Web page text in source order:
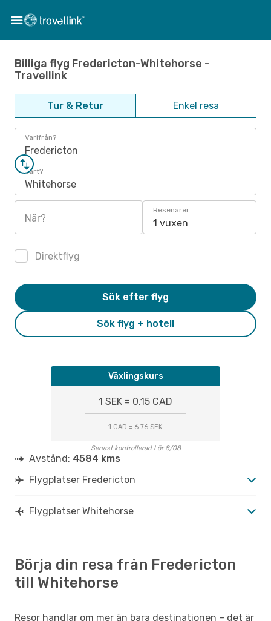
Billiga flyg Fredericton-Whitehorse -
Travellink
Tur & Retur Enkel resa
Varifrån?
Fredericton
Vart?
Whitehorse
När?
Resenärer
1 vuxen
Direktflyg
Sök flyg + hotell
Sök efter flyg
Växlingskurs
1 SEK = 0.15 CAD
1 CAD = 6.76 SEK
Senast kontrollerad Lör 8/08
Avstånd: 4584 kms
Flygplatser Fredericton
Flygplatser Whitehorse
Börja din resa från Fredericton
till Whitehorse
Resor handlar om mer än bara destinationen – det är